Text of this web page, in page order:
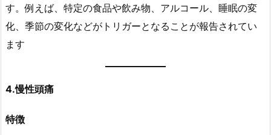
す。例えば、特定の食品や飲み物、アルコール、睡眠の変
化、季節の変化などがトリガーとなることが報告されてい
ます
4.慢性頭痛
特徴